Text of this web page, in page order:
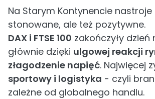
Na Starym Kontynencie nastroje
stonowane, ale też pozytywne.
DAX i FTSE 100 zakończyły dzień
głównie dzięki ulgowej reakcji
złagodzenie napięć. Najwięcej
sportowy i logistyka - czyli
zależne od globalnego handlu.